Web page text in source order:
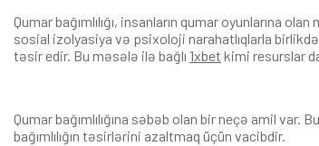
Qumar bağımlılığı, insanların qumar oyunlarına
sosial izolyasiya və psixoloji narahatlıqlarla
təsir edir. Bu məsələ ilə bağlı 1xbet kimi resurslar
Qumar bağımlılığına səbəb olan bir neçə amil
bağımlılığın təsirlərini azaltmaq üçün vacibdir.